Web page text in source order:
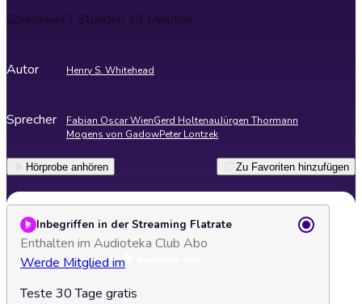
Spieldauer1 Stunden 19 Minuten
Autor Henry S. Whitehead
Sprecher Fabian Oscar WienGerd HoltenauJürgen Thormann
Mogens von GadowPeter Lontzek
Hörprobe anhören Zu Favoriten hinzufügen
Inbegriffen in der Streaming Flatrate
Enthalten im Audioteka Club Abo
Werde Mitglied im
Teste 30 Tage gratis